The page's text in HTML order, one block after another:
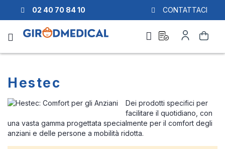
02 40 70 84 10 CONTATTACI
Cerca
preventivo
mio
Account
Hestec
Dei prodotti specifici per
facilitare il quotidiano, con
una vasta gamma progettata specialmente per il comfort degli
anziani e delle persone a mobilità ridotta.